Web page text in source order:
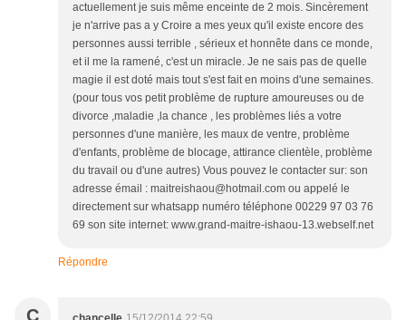
actuellement je suis même enceinte de 2 mois. Sincèrement
je n'arrive pas a y Croire a mes yeux qu'il existe encore des
personnes aussi terrible , sérieux et honnête dans ce monde,
et il me la ramené, c'est un miracle. Je ne sais pas de quelle
magie il est doté mais tout s'est fait en moins d'une semaines.
(pour tous vos petit problème de rupture amoureuses ou de
divorce ,maladie ,la chance , les problèmes liés a votre
personnes d'une manière, les maux de ventre, problème
d'enfants, problème de blocage, attirance clientèle, problème
du travail ou d'une autres) Vous pouvez le contacter sur: son
adresse émail : maitreishaou@hotmail.com ou appelé le
directement sur whatsapp numéro téléphone 00229 97 03 76
69 son site internet: www.grand-maitre-ishaou-13.webself.net
Répondre
C